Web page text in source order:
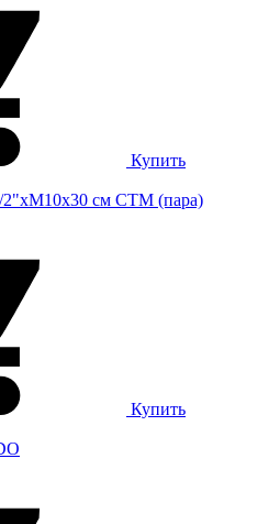
Купить
см CTM (пара)
Купить